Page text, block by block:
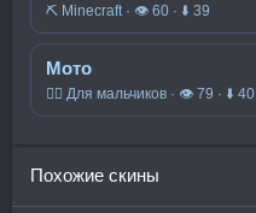
⛏️ Minecraft · 👁 60 · ⬇ 39
Мото
🧍‍♂️ Для мальчиков · 👁 79 · ⬇ 40
Похожие скины